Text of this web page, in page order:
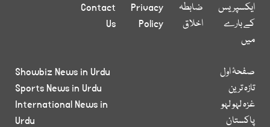
ایکسپریس
کے بارے
میں
ضابطہ
اخلاق
Privacy
Policy
Contact
Us
صفحۂ اول
تازہ ترین
غزہ لہو لہو
پاکستان
Showbiz News in Urdu
Sports News in Urdu
International News in
Urdu